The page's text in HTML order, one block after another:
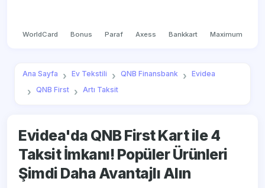
WorldCard Bonus Paraf Axess Bankkart Maximum
Ana Sayfa Ev Tekstili QNB Finansbank
Evidea
QNB First
Artı Taksit
Evidea'da QNB First Kart ile 4
Taksit İmkanı! Popüler Ürünleri
Şimdi Daha Avantajlı Alın